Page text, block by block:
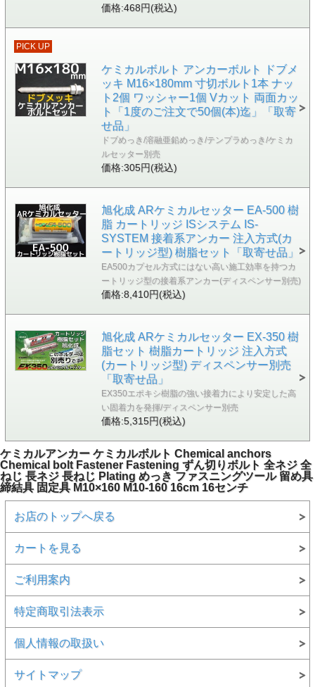
価格:468円(税込)
PICK UP
ケミカルボルト アンカーボルト ドブメ
ッキ M16×180mm 寸切ボルト1本 ナッ
ト2個 ワッシャー1個 Vカット 両面カッ
ト「1度のご注文で50個(本)迄」「取寄
せ品」
ドブめっき/溶融亜鉛めっき/テンプラめっき/ケミカ
ルセッター別売
価格:305円(税込)
旭化成 ARケミカルセッター EA-500 樹
脂 カートリッジ ISシステム IS-
SYSTEM 接着系アンカー 注入方式(カ
ートリッジ型) 樹脂セット「取寄せ品」
EA500カプセル方式にはない高い施工効率を持つカ
ートリッジ型の接着系アンカー(ディスペンサー別売)
価格:8,410円(税込)
旭化成 ARケミカルセッター EX-350 樹
脂セット 樹脂カートリッジ 注入方式
(カートリッジ型) ディスペンサー別売
「取寄せ品」
EX350エポキシ樹脂の強い接着力により安定した高
い固着力を発揮/ディスペンサー別売
価格:5,315円(税込)
ケミカルアンカー ケミカルボルト Chemical anchors
Chemical bolt Fastener Fastening ずん切りボルト 全ネジ 全
ねじ 長ネジ 長ねじ Plating めっき ファスニングツール 留め具
締結具 固定具 M10×160 M10-160 16cm 16センチ
お店のトップへ戻る
カートを見る
ご利用案内
特定商取引法表示
個人情報の取扱い
サイトマップ